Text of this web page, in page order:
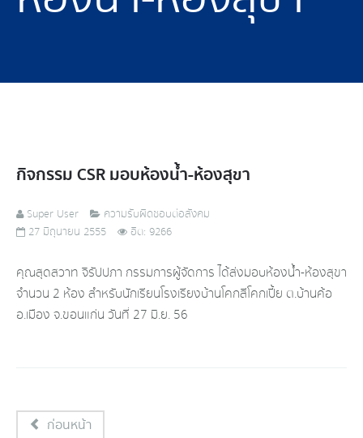
กิจกรรม CSR มอบห้องน้ำ-ห้องสุขา
Super User
ความรับผิดชอบต่อสังคม
27 มิถุนายน 2555
ฮิต: 9266
คุณสุดสวาท จิรัปปภา กรรมการผู้จัดการ ได้ส่งมอบห้องน้ำ-ห้องสุขา
จำนวน 2 ห้อง สำหรับนักเรียนโรงเรียงบ้านโคกสีโคกเปี้ย ต.บ้านค้อ
อ.เมือง จ.ขอนแก่น วันที่ 27 มิ.ย. 56
ก่อนหน้า